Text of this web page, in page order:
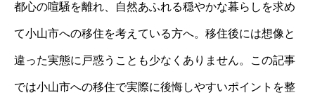
都心の喧騒を離れ、自然あふれる穏やかな暮らしを求め
て小山市への移住を考えている方へ。移住後には想像と
違った実態に戸惑うことも少なくありません。この記事
では小山市への移住で実際に後悔しやすいポイントを整